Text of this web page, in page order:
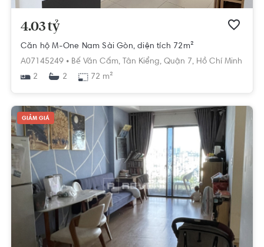
4.03 tỷ
Căn hộ M-One Nam Sài Gòn, diện tích 72m²
A07145249 • Bế Văn Cấm, Tân Kiểng, Quận 7, Hồ Chí Minh
2
2 72 m²
GIẢM GIÁ